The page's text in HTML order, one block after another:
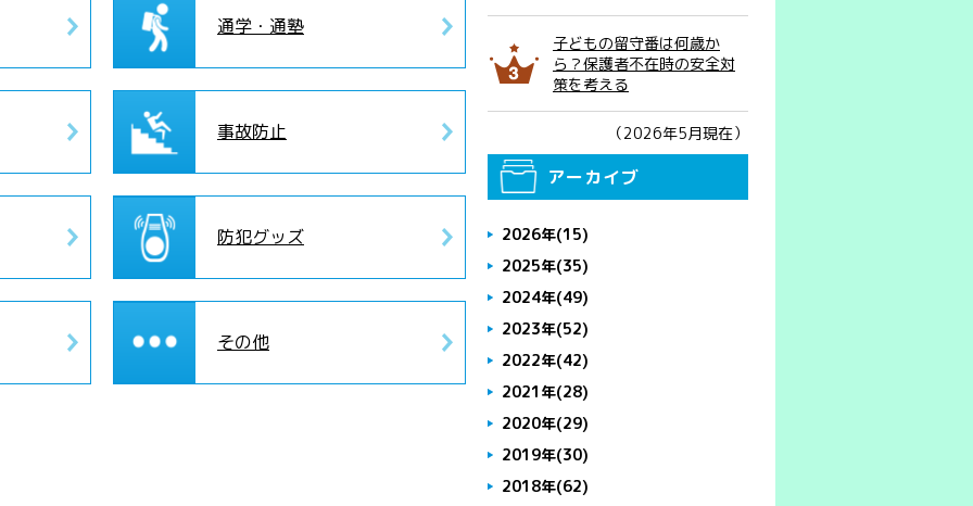
通学・通塾
事故防止
防犯グッズ
その他
子どもの留守番は何歳か
ら？保護者不在時の安全対
策を考える
（2026年5月現在）
アーカイブ
2026年(15)
2025年(35)
2024年(49)
2023年(52)
2022年(42)
2021年(28)
2020年(29)
2019年(30)
2018年(62)